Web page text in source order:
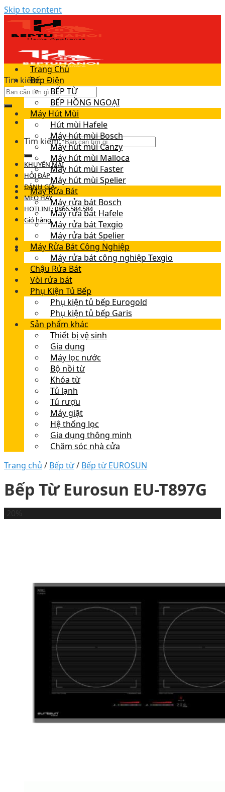
Skip to content
Tìm kiếm:
Tìm kiếm:
KHUYẾN MÃI
HỎI ĐÁP
ĐÁNH GIÁ
MẸO HAY
HOTLINE: 0866.584.584
Giỏ hàng
Trang Chủ
Bếp Điện
BẾP TỪ
BẾP HỒNG NGOẠI
Máy Hút Mùi
Hút mùi Hafele
Máy hút mùi Bosch
Máy hút mùi Canzy
Máy hút mùi Malloca
Máy hút mùi Faster
Máy hút mùi Spelier
Máy Rửa Bát
Máy rửa bát Bosch
Máy rửa bát Hafele
Máy rửa bát Texgio
Máy rửa bát Spelier
Máy Rửa Bát Công Nghiệp
Máy rửa bát công nghiệp Texgio
Chậu Rửa Bát
Vòi rửa bát
Phụ Kiện Tủ Bếp
Phụ kiện tủ bếp Eurogold
Phụ kiện tủ bếp Garis
Sản phẩm khác
Thiết bị vệ sinh
Gia dụng
Máy lọc nước
Bộ nồi từ
Khóa từ
Tủ lạnh
Tủ rượu
Máy giặt
Hệ thống lọc
Gia dụng thông minh
Chăm sóc nhà cửa
Trang chủ / Bếp từ/ Bếp từ EUROSUN
Bếp Từ Eurosun EU-T897G